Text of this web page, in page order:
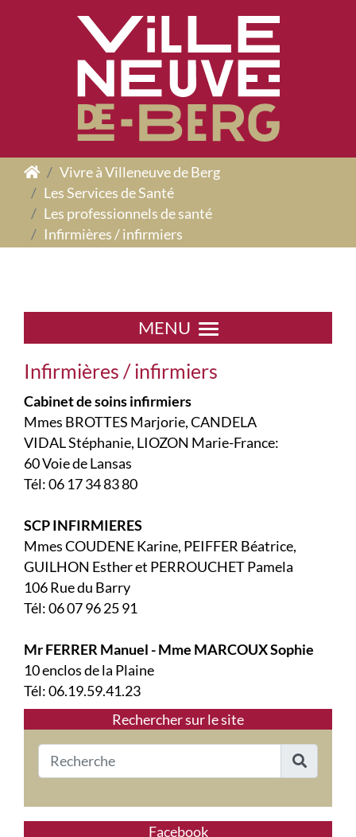
Vivre à Villeneuve de Berg
Les Services de Santé
Les professionnels de santé
Infirmières / infirmiers
Rechercher sur le site
Facebook
MENU
Infirmières / infirmiers
Cabinet de soins infirmiers
Mmes BROTTES Marjorie, CANDELA
VIDAL Stéphanie, LIOZON Marie-France:
60 Voie de Lansas
Tél: 06 17 34 83 80
SCP INFIRMIERES
Mmes COUDENE Karine, PEIFFER Béatrice,
GUILHON Esther et PERROUCHET Pamela
106 Rue du Barry
Tél: 06 07 96 25 91
Mr FERRER Manuel - Mme MARCOUX Sophie
10 enclos de la Plaine
Tél: 06.19.59.41.23